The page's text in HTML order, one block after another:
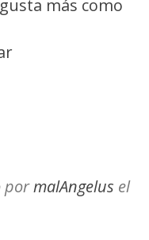
más como
pormalAngelus el